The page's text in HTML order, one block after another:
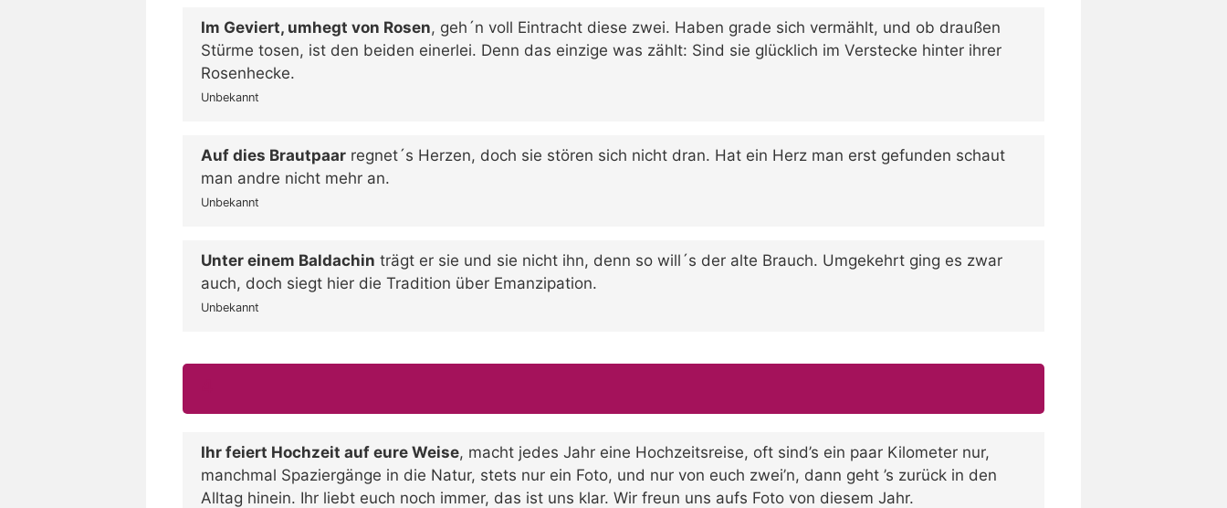
Im Geviert, umhegt von Rosen, geh´n voll Eintracht diese zwei. Haben grade sich vermählt, und ob draußen
Stürme tosen, ist den beiden einerlei. Denn das einzige was zählt: Sind sie glücklich im Verstecke hinter ihrer
Rosenhecke.
Unbekannt
Auf dies Brautpaar regnet´s Herzen, doch sie stören sich nicht dran. Hat ein Herz man erst gefunden schaut
man andre nicht mehr an.
Unbekannt
Unter einem Baldachin trägt er sie und sie nicht ihn, denn so will´s der alte Brauch. Umgekehrt ging es zwar
auch, doch siegt hier die Tradition über Emanzipation.
Unbekannt
Ihr feiert Hochzeit auf eure Weise, macht jedes Jahr eine Hochzeitsreise, oft sind’s ein paar Kilometer nur,
manchmal Spaziergänge in die Natur, stets nur ein Foto, und nur von euch zwei’n, dann geht ’s zurück in den
Alltag hinein. Ihr liebt euch noch immer, das ist uns klar. Wir freun uns aufs Foto von diesem Jahr.